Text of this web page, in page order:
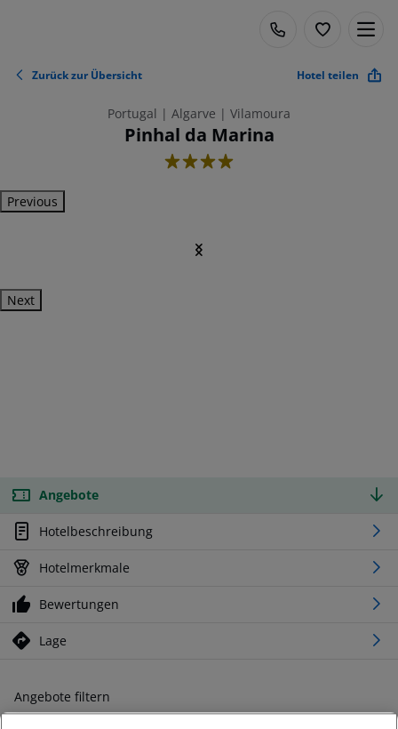
Zurück zur Übersicht Hotel teilen
Portugal | Algarve | Vilamoura
Pinhal da Marina
4
Previous
Next
Angebote
Hotelbeschreibung
Hotelmerkmale
Bewertungen
Lage
Angebote filtern
Ändern Sie Ihre Kriterien nach Ihren Wünschen